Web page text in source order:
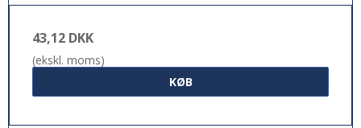
43,12 DKK
(ekskl. moms)
KØB